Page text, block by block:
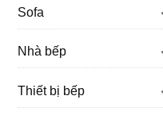
Sofa
Nhà bếp
Thiết bị bếp